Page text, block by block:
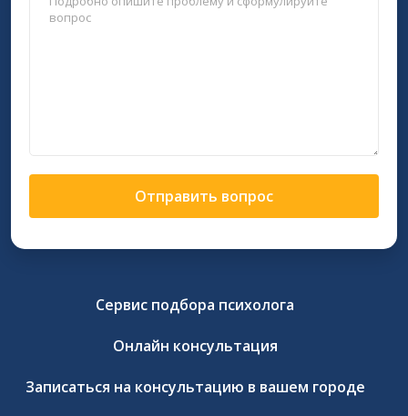
Отправить вопрос
Сервис подбора психолога
Онлайн консультация
Записаться на консультацию в вашем городе